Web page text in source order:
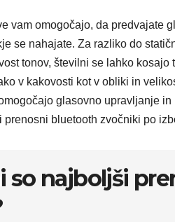
vam omogočajo, da predvajate
se nahajate. Za razliko do
tonov, številni se lahko
v kakovosti kot v obliki in
glasovno upravljanje
prenosni bluetooth zvočniki po
so najboljši